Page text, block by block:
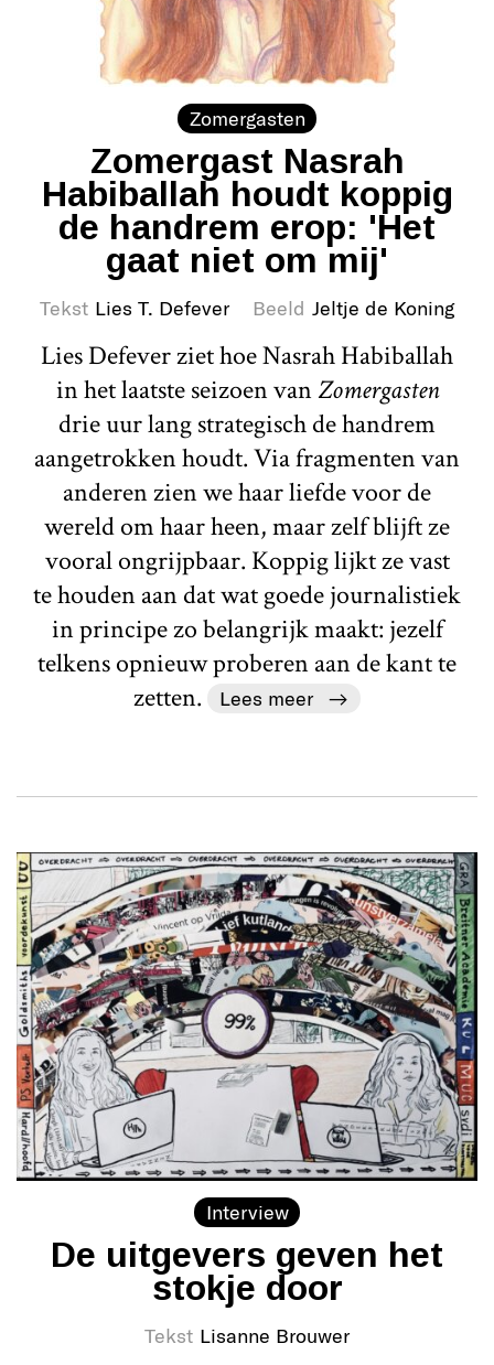
Zomergasten
Zomergast Nasrah
Habiballah houdt koppig
de handrem erop: 'Het
gaat niet om mij'
Tekst Lies T. Defever Beeld Jeltje de Koning
Lies Defever ziet hoe Nasrah Habiballah
in het laatste seizoen vanZomergasten
drie uur lang strategisch de handrem
aangetrokken houdt. Via fragmenten van
anderen zien we haar liefde voor de
wereld om haar heen, maar zelf blijft ze
vooral ongrijpbaar. Koppig lijkt ze vast
te houden aan dat wat goede journalistiek
in principe zo belangrijk maakt: jezelf
telkens opnieuw proberen aan de kant te
zetten.
Lees meer
Interview
De uitgevers geven het
stokje door
Tekst Lisanne Brouwer